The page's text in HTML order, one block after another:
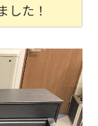
した！